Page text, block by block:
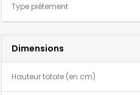
Type piétement
Dimensions
Hauteur totale (en cm)